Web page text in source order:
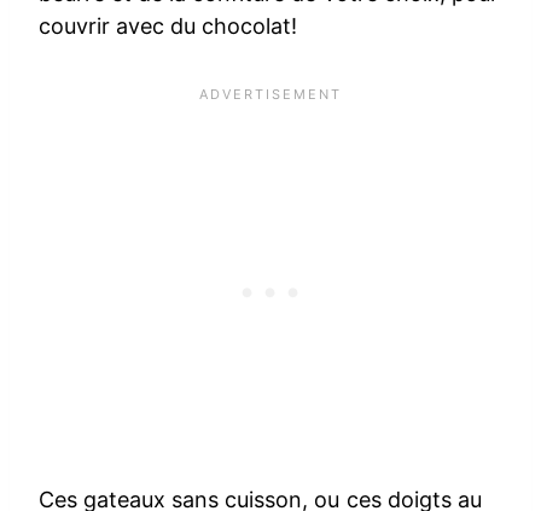
couvrir avec du chocolat!
Ces gateaux sans cuisson, ou ces doigts au